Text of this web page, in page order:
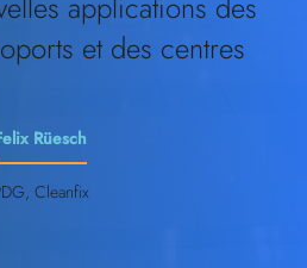
Rüesch
Cleanfix
et des centres